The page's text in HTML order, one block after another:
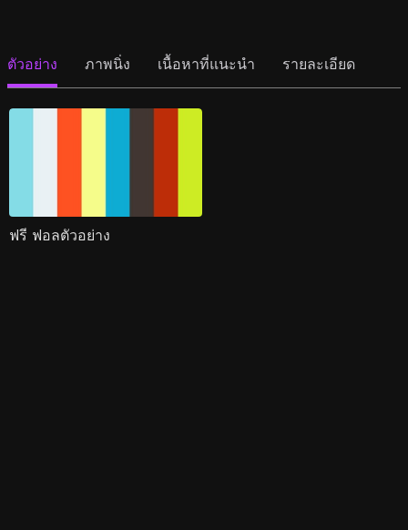
ตัวอย่าง ภาพนิ่ง เนื้อหาที่แนะนำ รายละเอียด
ฟรี ฟอลตัวอย่าง